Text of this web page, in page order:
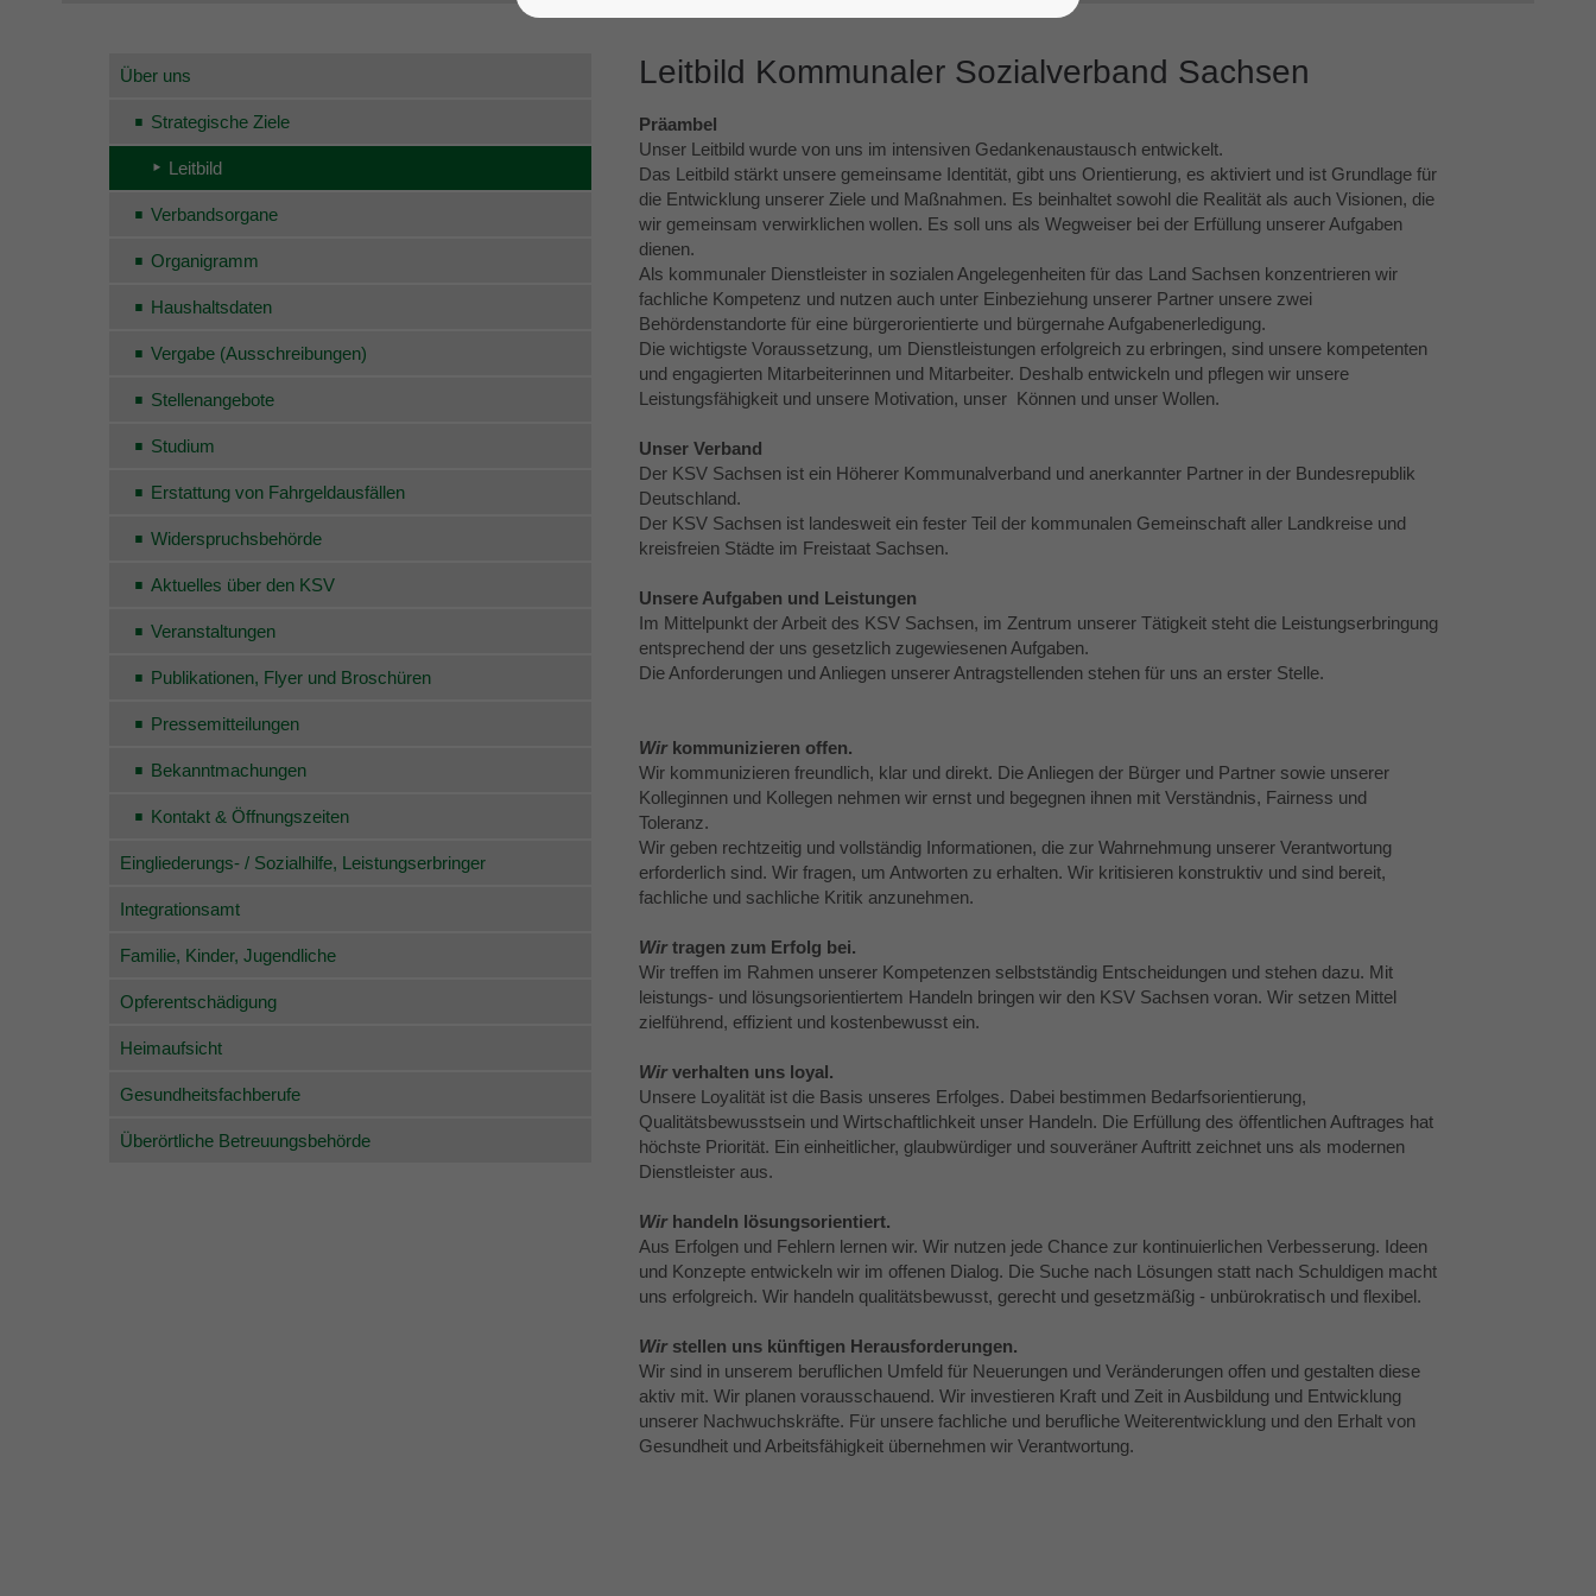
Leitbild Kommunaler Sozialverband Sachsen
Präambel
Unser Leitbild wurde von uns im intensiven Gedankenaustausch entwickelt.
Das Leitbild stärkt unsere gemeinsame Identität, gibt uns Orientierung, es aktiviert und ist Grundlage für
die Entwicklung unserer Ziele und Maßnahmen. Es beinhaltet sowohl die Realität als auch Visionen, die
wir gemeinsam verwirklichen wollen. Es soll uns als Wegweiser bei der Erfüllung unserer Aufgaben
dienen.
Als kommunaler Dienstleister in sozialen Angelegenheiten für das Land Sachsen konzentrieren wir
fachliche Kompetenz und nutzen auch unter Einbeziehung unserer Partner unsere zwei
Behördenstandorte für eine bürgerorientierte und bürgernahe Aufgabenerledigung.
Die wichtigste Voraussetzung, um Dienstleistungen erfolgreich zu erbringen, sind unsere kompetenten
und engagierten Mitarbeiterinnen und Mitarbeiter. Deshalb entwickeln und pflegen wir unsere
Leistungsfähigkeit und unsere Motivation, unser Können und unser Wollen.
Unser Verband
Der KSV Sachsen ist ein Höherer Kommunalverband und anerkannter Partner in der Bundesrepublik
Deutschland.
Der KSV Sachsen ist landesweit ein fester Teil der kommunalen Gemeinschaft aller Landkreise und
kreisfreien Städte im Freistaat Sachsen.
Unsere Aufgaben und Leistungen
Im Mittelpunkt der Arbeit des KSV Sachsen, im Zentrum unserer Tätigkeit steht die Leistungserbringung
entsprechend der uns gesetzlich zugewiesenen Aufgaben.
Die Anforderungen und Anliegen unserer Antragstellenden stehen für uns an erster Stelle.
Wirkommunizieren offen.
Wir kommunizieren freundlich, klar und direkt. Die Anliegen der Bürger und Partner sowie unserer
Kolleginnen und Kollegen nehmen wir ernst und begegnen ihnen mit Verständnis, Fairness und
Toleranz.
Wir geben rechtzeitig und vollständig Informationen, die zur Wahrnehmung unserer Verantwortung
erforderlich sind. Wir fragen, um Antworten zu erhalten. Wir kritisieren konstruktiv und sind bereit,
fachliche und sachliche Kritik anzunehmen.
Wirtragen zum Erfolg bei.
Wir treffen im Rahmen unserer Kompetenzen selbstständig Entscheidungen und stehen dazu. Mit
leistungs- und lösungsorientiertem Handeln bringen wir den KSV Sachsen voran. Wir setzen Mittel
zielführend, effizient und kostenbewusst ein.
Wirverhalten uns loyal.
Unsere Loyalität ist die Basis unseres Erfolges. Dabei bestimmen Bedarfsorientierung,
Qualitätsbewusstsein und Wirtschaftlichkeit unser Handeln. Die Erfüllung des öffentlichen Auftrages hat
höchste Priorität. Ein einheitlicher, glaubwürdiger und souveräner Auftritt zeichnet uns als modernen
Dienstleister aus.
Wirhandeln lösungsorientiert.
Aus Erfolgen und Fehlern lernen wir. Wir nutzen jede Chance zur kontinuierlichen Verbesserung. Ideen
und Konzepte entwickeln wir im offenen Dialog. Die Suche nach Lösungen statt nach Schuldigen macht
uns erfolgreich. Wir handeln qualitätsbewusst, gerecht und gesetzmäßig - unbürokratisch und flexibel.
Wirstellen uns künftigen Herausforderungen.
Wir sind in unserem beruflichen Umfeld für Neuerungen und Veränderungen offen und gestalten diese
aktiv mit. Wir planen vorausschauend. Wir investieren Kraft und Zeit in Ausbildung und Entwicklung
unserer Nachwuchskräfte. Für unsere fachliche und berufliche Weiterentwicklung und den Erhalt von
Gesundheit und Arbeitsfähigkeit übernehmen wir Verantwortung.
Über uns
Strategische Ziele
Leitbild
Verbandsorgane
Organigramm
Haushaltsdaten
Vergabe (Ausschreibungen)
Stellenangebote
Studium
Erstattung von Fahrgeldausfällen
Widerspruchsbehörde
Aktuelles über den KSV
Veranstaltungen
Publikationen, Flyer und Broschüren
Pressemitteilungen
Bekanntmachungen
Kontakt & Öffnungszeiten
Eingliederungs- / Sozialhilfe, Leistungserbringer
Integrationsamt
Familie, Kinder, Jugendliche
Opferentschädigung
Heimaufsicht
Gesundheitsfachberufe
Überörtliche Betreuungsbehörde